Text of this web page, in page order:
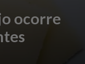
ocorre